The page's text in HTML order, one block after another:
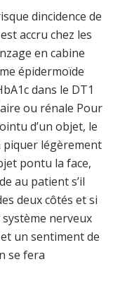
dincidence de
accru chez les
en cabine
épidermoïde
dans le DT1
ou rénale Pour
d’un objet, le
piquer légèrement
pontu la face,
au patient s’il
deux côtés et si
nerveux
un sentiment de
se fera